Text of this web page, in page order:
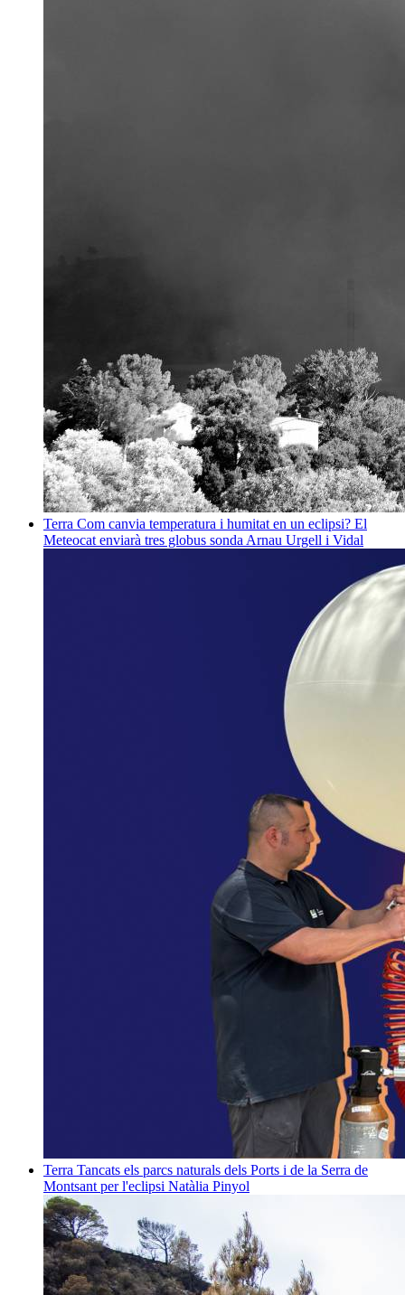
Terra Com canvia temperatura i humitat en un eclipsi? El
Meteocat enviarà tres globus sonda Arnau Urgell i Vidal
Terra Tancats els parcs naturals dels Ports i de la Serra de
Montsant per l'eclipsi Natàlia Pinyol